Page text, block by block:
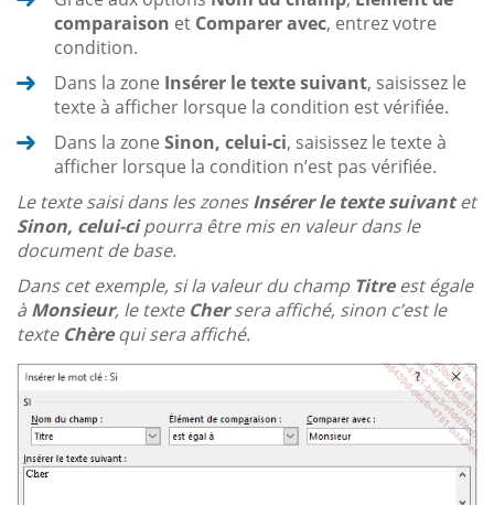
comparaison et Comparer avec, entrez votre
condition.
Dans la zone Insérer le texte suivant, saisissez le
texte à afficher lorsque la condition est vérifiée.
Dans la zone Sinon, celui-ci, saisissez le texte à
afficher lorsque la condition n’est pas vérifiée.
Le texte saisi dans les zonesInsérer le texte suivantet
Sinon, celui-cipourra être mis en valeur dans le
document de base.
Dans cet exemple, si la valeur du champ Titreest égale
à Monsieur, le texte Chersera affiché, sinon c’est le
texte Chèrequi sera affiché.